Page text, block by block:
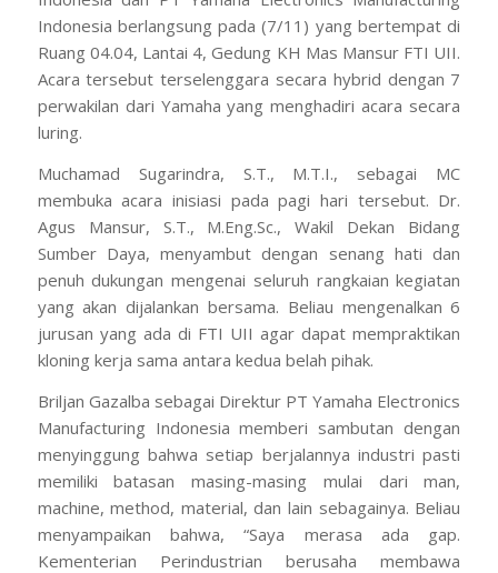
Indonesia berlangsung pada (7/11) yang bertempat di
Ruang 04.04, Lantai 4, Gedung KH Mas Mansur FTI UII.
Acara tersebut terselenggara secara hybrid dengan 7
perwakilan dari Yamaha yang menghadiri acara secara
luring.
Muchamad Sugarindra, S.T., M.T.I., sebagai MC
membuka acara inisiasi pada pagi hari tersebut. Dr.
Agus Mansur, S.T., M.Eng.Sc., Wakil Dekan Bidang
Sumber Daya, menyambut dengan senang hati dan
penuh dukungan mengenai seluruh rangkaian kegiatan
yang akan dijalankan bersama. Beliau mengenalkan 6
jurusan yang ada di FTI UII agar dapat mempraktikan
kloning kerja sama antara kedua belah pihak.
Briljan Gazalba sebagai Direktur PT Yamaha Electronics
Manufacturing Indonesia memberi sambutan dengan
menyinggung bahwa setiap berjalannya industri pasti
memiliki batasan masing-masing mulai dariman,
machine, method, material, dan lain sebagainya. Beliau
menyampaikan bahwa, “Saya merasa ada gap.
Kementerian Perindustrian berusaha membawa